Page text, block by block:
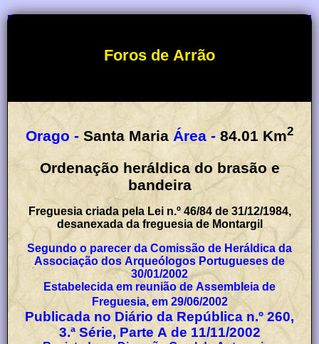
Foros de Arrão
Orago - Santa Maria Área - 84.01 Km2
Ordenação heráldica do brasão e
bandeira
Freguesia criada pela Lei n.º 46/84 de 31/12/1984,
desanexada da freguesia de Montargil
Segundo o parecer da Comissão de Heráldica da
Associação dos Arqueólogos Portugueses de
30/01/2002
Estabelecida em reunião de Assembleia de
Freguesia, em 29/06/2002
Publicada no Diário da República n.º 260,
3.ª Série, Parte A de 11/11/2002